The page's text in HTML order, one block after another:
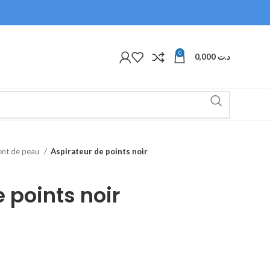
0 د.ت
de peau Aspirateur de points noir
points noir